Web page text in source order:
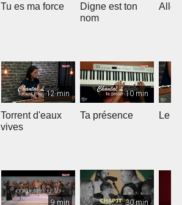
Tu es ma force
Digne est ton
nom
12 min
Torrent d'eaux
vives
10 min
Ta présence Le
9 min 30 min